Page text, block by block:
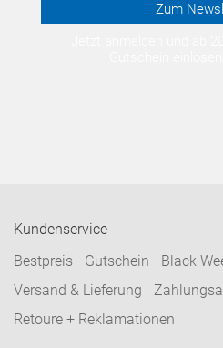
Zum
Kundenservice
Bestpreis
Gutschein Black
Versand & Lieferung
Retoure + Reklamationen